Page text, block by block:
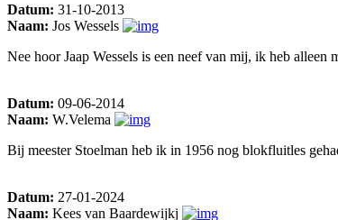
Datum: 31-10-2013
Naam: Jos Wessels
Nee hoor Jaap Wessels is een neef van mij, ik heb alleen
Datum: 09-06-2014
Naam: W.Velema
Bij meester Stoelman heb ik in 1956 nog blokfluitles
Datum: 27-01-2024
Naam: Kees van Baardewijkj